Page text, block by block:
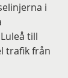
i
till
trafik från